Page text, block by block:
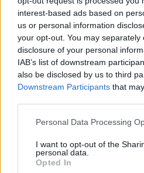
interest-based ads based on
us or personal information
your opt-out. You may
disclosure of your personal
IAB’s list of downstream
also be disclosed by us to third
Downstream Participants that
Personal Data Processing
I want to opt-out of the
personal data.
Opted In
közép- és emelt szinten.
Érettségi-felvételi
Eduline
Milyen atlaszokat lehet
töriérettségin?
Ez az első májusi érettségi szezon,
akkor mit lehet használni? Itt a lista.
Érettségi-felvételi